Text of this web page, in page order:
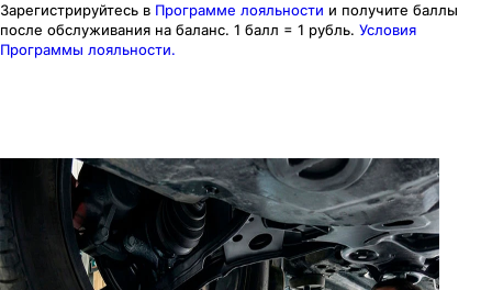
Зарегистрируйтесь в Программе лояльности и получите баллы
после обслуживания на баланс. 1 балл = 1 рубль. Условия
Программы лояльности.